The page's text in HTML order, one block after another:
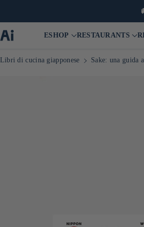
ESHOP RESTAURANTS
Libri di cucina giapponese Sake: una guida